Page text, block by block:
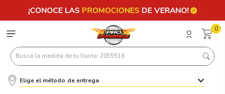
0
Busca la medida de tu llanta: 2055516
Elige el método de entrega
Términos más buscados